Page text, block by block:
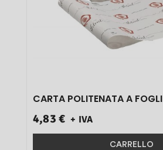
CARTA POLITENATA A FOGLI 45 GR 33X44
4,83 € + IVA
CARRELLO